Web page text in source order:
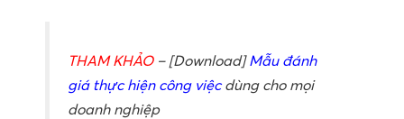
THAM KHẢO– [Download]Mẫu đánh
giá thực hiện công việcdùng cho mọi
doanh nghiệp